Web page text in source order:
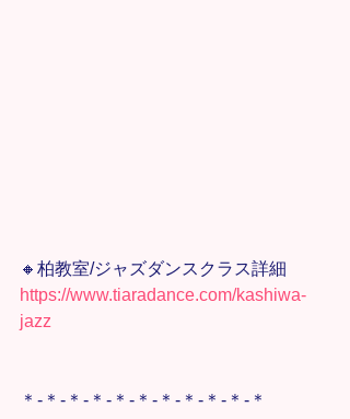
🔸柏教室/ジャズダンスクラス詳細
https://www.tiaradance.com/kashiwa-
jazz
＊-＊-＊-＊-＊-＊-＊-＊-＊-＊-＊